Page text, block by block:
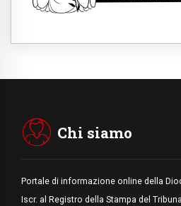
pace
una prova difficile
Chi siamo
Portale di informazione online della
Iscr. al Registro della Stampa del